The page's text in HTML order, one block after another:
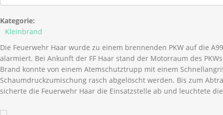
Kategorie:
Kleinbrand
Die Feuerwehr Haar wurde zu einem brennenden PKW auf die
alarmiert. Bei Ankunft der FF Haar stand der Motorraum des
Brand konnte von einem Atemschutztrupp mit einem
Schaumdruckzumischung rasch abgelöscht werden. Bis zum
sicherte die Feuerwehr Haar die Einsatzstelle ab und leuchtete